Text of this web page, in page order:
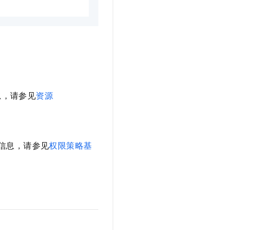
请参见资源
息，请参见权限策略基